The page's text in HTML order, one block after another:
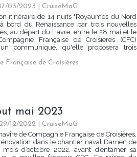
03/2023
CruiseMaG
itinéraire de 14 nuits "Royaumes du Nord
bord du Renaissance par trois nouvelles
au départ du Havre, entre le 28 mai et le
Française de Croisières (CFC)
communiqué, qu'elle proposera trois
Française de Croisières
mai 2023
12/2022
CruiseMaG
de Compagnie Française de Croisières,
dans le chantier naval Damen de
d’octobre 2022, avant d’entamer sa